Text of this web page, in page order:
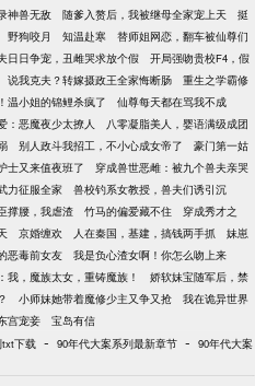
神兽无敌 随爹入赘后，我被继母全家宠上天
挺
野狗咬月 知温赴寒
替师姐网恋，翻车被仙尊们
日日争宠，丑雌哭求放个假
开局强吻贵校F4，假
说我克夫？转嫁摄政王全家悔断肠
重生之学霸修
温小姐的锦鲤杀疯了
仙尊每天都在骂我不成
：恶魔夜少太撩人
八零凝脂美人，婴语满级成团
别人政斗我招工，不小心成女帝了
豪门第一姑
士又来值夜班了
穿成兽世恶雌：被九个兽夫亲哭
力征服全家
兽校钓系女教授，兽夫们诱引沉
撑腰，我虐渣 竹马的偏爱藏不住
穿成秀才之
京婚缠欢 人在秦国，基建，搞钱两手抓
妹崽
恶毒前女友
我是负心渣女啊！你怎么吻上来
我，魔族太女，重铸魔族！
娇软妹宝随军后，禁
小师妹她带着魔修少主又争又抢
我在诡异世界
宫宠妾
宝岛有信
txt下载 - 90年代大案系列最新章节 - 90年代大案